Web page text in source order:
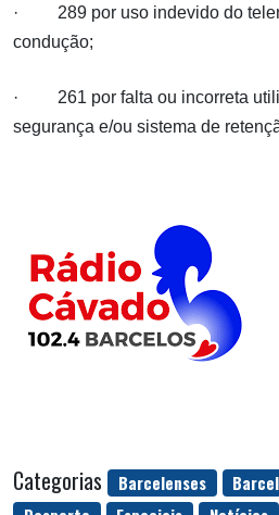
· 289 por uso indevido do
condução;
· 261 por falta ou incorreta
segurança e/ou sistema de
Categorias Barcelenses